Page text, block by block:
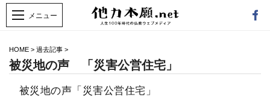
HOME > 過去記事 >
被災地の声 「災害公営住宅」
被災地の声「災害公営住宅」